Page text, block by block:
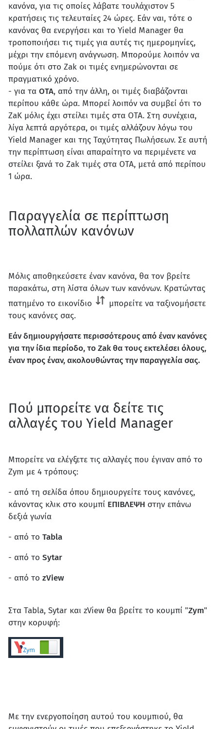
κανόνα, για τις οποίες λάβατε τουλάχιστον 5
κρατήσεις τις τελευταίες 24 ώρες. Εάν ναι, τότε ο
κανόνας θα ενεργήσει και το Yield Manager θα
τροποποιήσει τις τιμές για αυτές τις ημερομηνίες,
μέχρι την επόμενη ανάγνωση. Μπορούμε λοιπόν να
πούμε ότι στο Zak οι τιμές ενημερώνονται σε
πραγματικό χρόνο.
- για τα ΟΤΑ, από την άλλη, οι τιμές διαβάζονται
περίπου κάθε ώρα. Μπορεί λοιπόν να συμβεί ότι το
ZaK μόλις έχει στείλει τιμές στα ΟΤΑ. Στη συνέχεια,
λίγα λεπτά αργότερα, οι τιμές αλλάζουν λόγω του
Yield Manager και της Ταχύτητας Πωλήσεων. Σε αυτή
την περίπτωση είναι απαραίτητο να περιμένετε να
στείλει ξανά το Zak τιμές στα ΟΤΑ, μετά από περίπου
1 ώρα.
Παραγγελία σε περίπτωση
πολλαπλών κανόνων
Μόλις αποθηκεύσετε έναν κανόνα, θα τον βρείτε
παρακάτω, στη λίστα όλων των κανόνων. Κρατώντας
πατημένο το εικονίδιο
μπορείτε να ταξινομήσετε
τους κανόνες σας.
Εάν δημιουργήσατε περισσότερους από έναν κανόνες
για την ίδια περίοδο, το Zak θα τους εκτελέσει όλους,
έναν προς έναν, ακολουθώντας την παραγγελία σας.
Πού μπορείτε να δείτε τις
αλλαγές του Yield Manager
Μπορείτε να ελέγξετε τις αλλαγές που έγιναν από το
Zym με 4 τρόπους:
- από τη σελίδα όπου δημιουργείτε τους κανόνες,
κάνοντας κλικ στο κουμπί ΕΠΙΒΛΕΨΗ στην επάνω
δεξιά γωνία
- από το Tabla
- από το Sytar
- από το zView
Στα Tabla, Sytar και zView θα βρείτε το κουμπί "Zym"
στην κορυφή:
Με την ενεργοποίηση αυτού του κουμπιού, θα